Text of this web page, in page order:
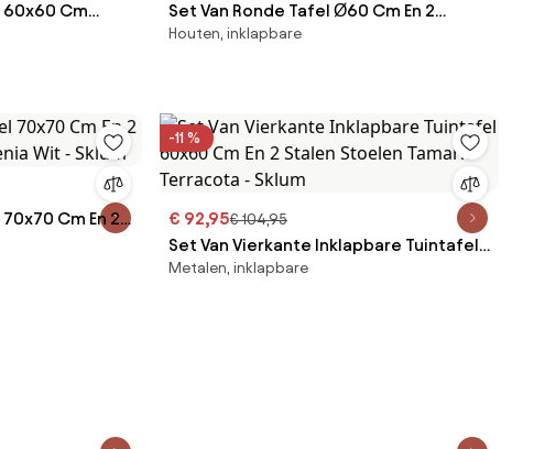
60x60 Cm
Keukenzitjes
Set Van Ronde Tafel Ø60 Cm En 2
Opvouwbare Tuinstoelen Van
Houten, inklapbare
Cm En 2
Wit - Sklum
-11 %
€ 92,95€ 104,95
Set Van Vierkante Inklapbare Tuintafel
60x60 Cm En 2 Stalen Stoelen Tamarit
Metalen, inklapbare